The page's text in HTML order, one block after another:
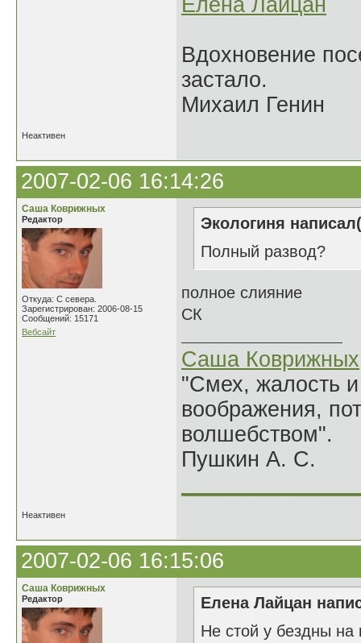
Елена Лайцан
Вдохновение
застало.
Михаил Генин
Неактивен
2007-02-06 16:14:26
Саша Коврижных
Редактор
Откуда: С севера.
Зарегистрирован: 2006-08-15
Сообщений: 15171
Вебсайт
Экологиня
Полный развод?
полное слияние
СК
Саша Коврижных
"Смех, жалость
воображения,
волшебством".
Пушкин А. С.
Неактивен
2007-02-06 16:15:06
Саша Коврижных
Редактор
Елена Лайцан
Не стой у бездны на